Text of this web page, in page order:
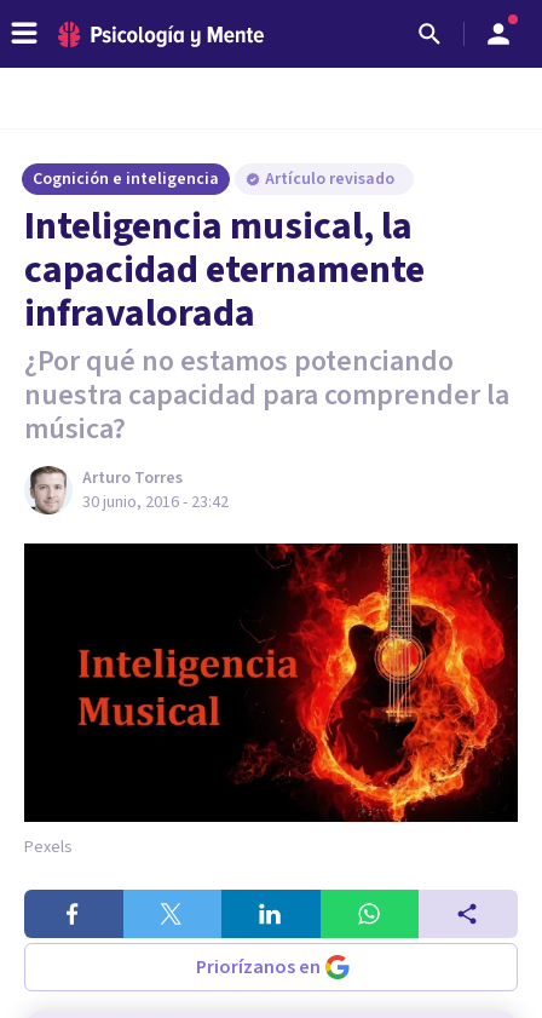
Cognición e inteligencia Artículo revisado
​Inteligencia musical, la
capacidad eternamente
infravalorada
¿Por qué no estamos potenciando
nuestra capacidad para comprender la
música?
Arturo Torres
30 junio, 2016 - 23:42
Pexels
Priorízanos en